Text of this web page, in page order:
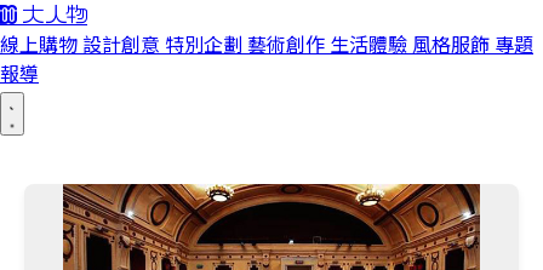
線上購物 設計創意 特別企劃 藝術創作 生活體驗 風格服飾 專題
報導